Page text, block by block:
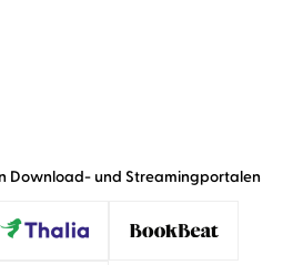
Download- und Streamingportalen